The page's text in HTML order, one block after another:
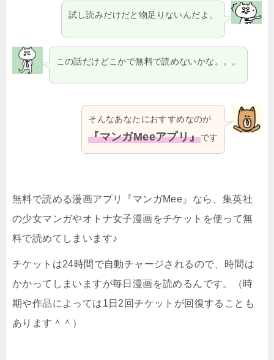
試し読みだけだと物足りないんだよ。
この話だけどこかで無料で読めないかな。。。
そんなあなたにおすすめなのが
『マンガMeeアプリ』です
無料で読める漫画アプリ『マンガMee』なら、集英社
の少女マンガやオトナ女子漫画をチケットを使って無
料で読めてしまいます♪
チケットは24時間で自動チャージされるので、時間は
かかってしまいますが毎日漫画を読めるんです。（時
期や作品によっては1日2回チケットが回復することも
あります＾＾）